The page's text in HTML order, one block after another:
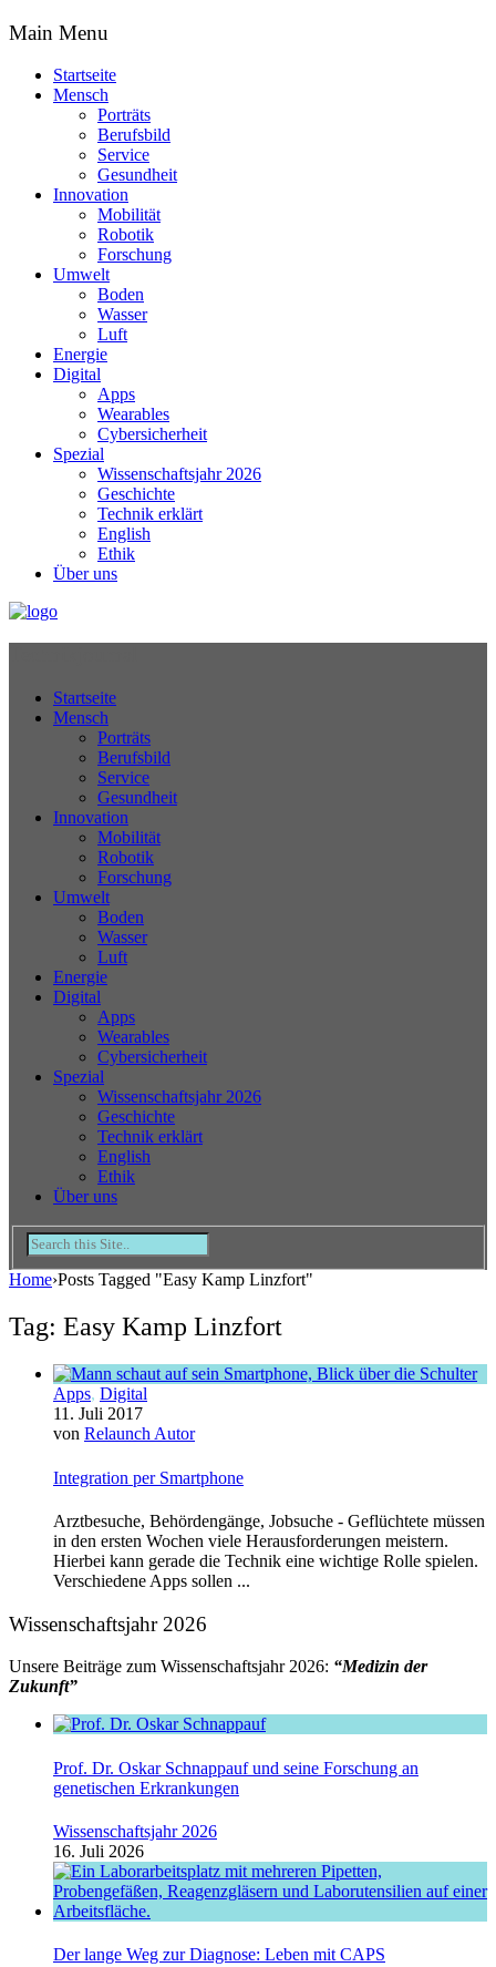
Main Menu
Startseite
Mensch
Porträts
Berufsbild
Service
Gesundheit
Innovation
Mobilität
Robotik
Forschung
Umwelt
Boden
Wasser
Luft
Energie
Digital
Apps
Wearables
Cybersicherheit
Spezial
Wissenschaftsjahr 2026
Geschichte
Technik erklärt
English
Ethik
Über uns
Startseite
Mensch
Porträts
Berufsbild
Service
Gesundheit
Innovation
Mobilität
Robotik
Forschung
Umwelt
Boden
Wasser
Luft
Energie
Digital
Apps
Wearables
Cybersicherheit
Spezial
Wissenschaftsjahr 2026
Geschichte
Technik erklärt
English
Ethik
Über uns
Home›Posts Tagged "Easy Kamp Linzfort"
Tag: Easy Kamp Linzfort
Apps, Digital
11. Juli 2017
von Relaunch Autor
Integration per Smartphone
Arztbesuche, Behördengänge, Jobsuche - Geflüchtete müssen
in den ersten Wochen viele Herausforderungen meistern.
Hierbei kann gerade die Technik eine wichtige Rolle spielen.
Verschiedene Apps sollen ...
Wissenschaftsjahr 2026
Unsere Beiträge zum Wissenschaftsjahr 2026: “Medizin der
Zukunft”
Prof. Dr. Oskar Schnappauf und seine Forschung an
genetischen Erkrankungen
Wissenschaftsjahr 2026
16. Juli 2026
Der lange Weg zur Diagnose: Leben mit CAPS